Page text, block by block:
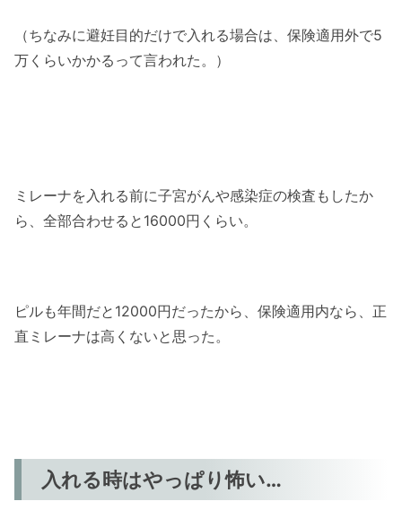
（ちなみに避妊目的だけで入れる場合は、保険適用外で5
万くらいかかるって言われた。）
ミレーナを入れる前に子宮がんや感染症の検査もしたか
ら、全部合わせると16000円くらい。
ピルも年間だと12000円だったから、保険適用内なら、正
直ミレーナは高くないと思った。
入れる時はやっぱり怖い…